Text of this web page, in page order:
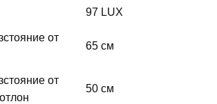
97 LUX
от
65 см
от
50 см